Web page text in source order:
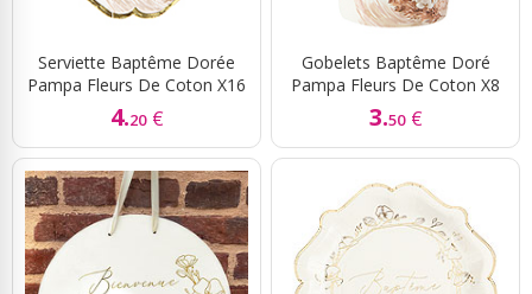
Serviette Baptême Dorée
Pampa Fleurs De Coton X16
4.20 €
Gobelets Baptême Doré
Pampa Fleurs De Coton X8
3.50 €